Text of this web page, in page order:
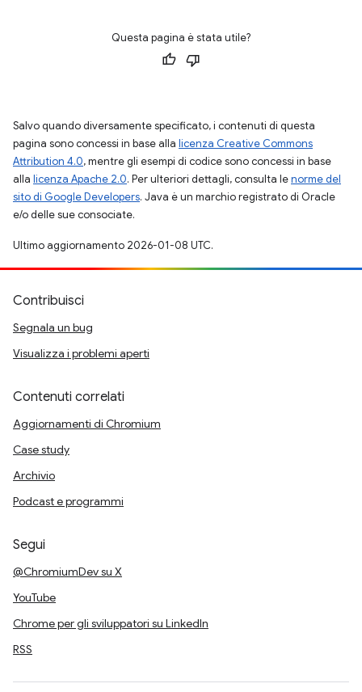
Questa pagina è stata utile?
Salvo quando diversamente specificato, i contenuti di questa
pagina sono concessi in base alla licenza Creative Commons
Attribution 4.0, mentre gli esempi di codice sono concessi in base
alla licenza Apache 2.0. Per ulteriori dettagli, consulta lenorme del
sito di Google Developers. Java è un marchio registrato di Oracle
e/o delle sue consociate.
Ultimo aggiornamento 2026-01-08 UTC.
Contribuisci
Segnala un bug
Visualizza i problemi aperti
Contenuti correlati
Aggiornamenti di Chromium
Case study
Archivio
Podcast e programmi
Segui
@ChromiumDev su X
YouTube
Chrome per gli sviluppatori su LinkedIn
RSS